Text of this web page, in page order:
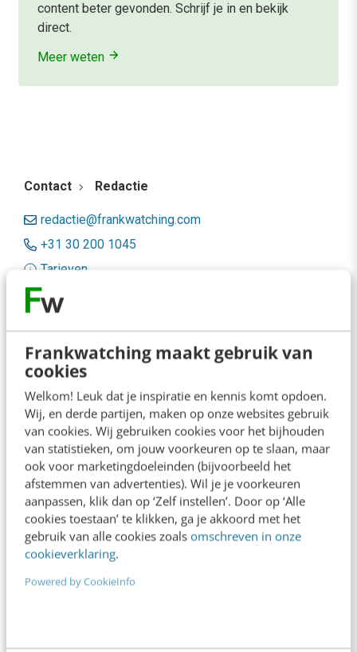
Frankwatching maakt gebruik van
cookies
Welkom! Leuk dat je inspiratie en kennis komt opdoen.
Wij, en derde partijen, maken op onze websites gebruik
van cookies. Wij gebruiken cookies voor het bijhouden
van statistieken, om jouw voorkeuren op te slaan, maar
ook voor marketingdoeleinden (bijvoorbeeld het
afstemmen van advertenties). Wil je je voorkeuren
aanpassen, klik dan op ‘Zelf instellen’. Door op ‘Alle
cookies toestaan’ te klikken, ga je akkoord met het
gebruik van alle cookies zoals omschreven in onze
cookieverklaring.
Powered by CookieInfo
content beter gevonden. Schrijf je in en bekijk
direct.
Meer weten
Contact Redactie
redactie@frankwatching.com
+31 30 200 1045
Tarieven
Meer contactopties
Frankwatching
Adverteren
Contact
Nieuwsbrieven
Over ons
Ons team
Werken bij
Whitepapers